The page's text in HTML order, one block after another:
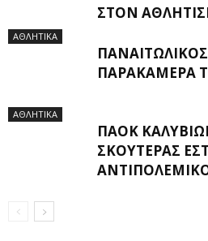
ΣΤΟΝ
ΑΘΛΗΤΙΚΑ
ΠΑΡΑΚΆΜΕΡΑ
ΑΘΛΗΤΙΚΑ
ΠΑΟΚ
ΣΚΟΥΤΕΡΆΣ